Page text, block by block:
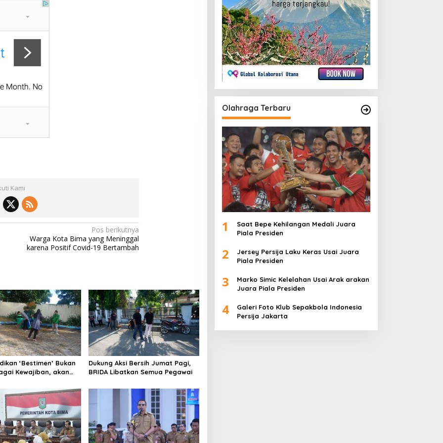
Kami
Pos berikutnya
Warga Kota Bima yang Meninggal
karena Positif Covid-19 Bertambah
‘Bestimen’ Bukan
Kewajiban, akan
Dukung Aksi Bersih Jumat Pagi,
BRIDA Libatkan Semua Pegawai
Olahraga Terbaru
1
Saat Bepe Kehilangan Medali Juara
Piala Presiden
2
Jersey Persija Laku Keras Usai Juara
Piala Presiden
3
Marko Simic Kelelahan Usai Arak arakan
Juara Piala Presiden
4
Galeri Foto Klub Sepakbola Indonesia
Persija Jakarta